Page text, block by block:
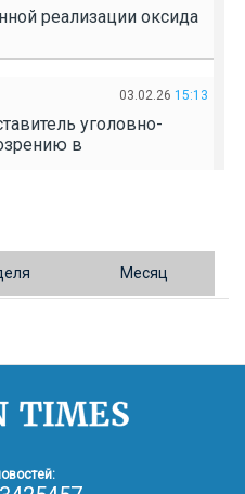
реализации оксида
03.02.26 15:13
уголовно-
в
выращивание
о зоне, свободной от
получили перерасчёт
Месяц